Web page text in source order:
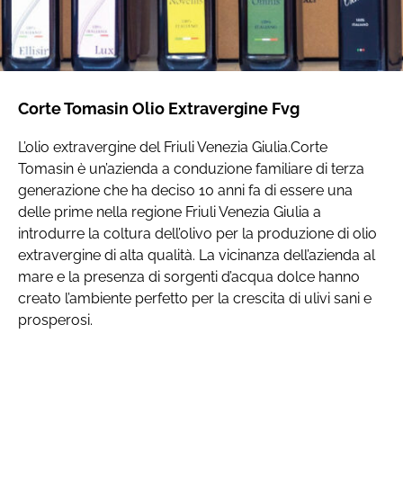
Corte Tomasin Olio Extravergine Fvg
L’olio extravergine del Friuli Venezia Giulia.Corte
Tomasin è un’azienda a conduzione familiare di terza
generazione che ha deciso 10 anni fa di essere una
delle prime nella regione Friuli Venezia Giulia a
introdurre la coltura dell’olivo per la produzione di olio
extravergine di alta qualità. La vicinanza dell’azienda al
mare e la presenza di sorgenti d’acqua dolce hanno
creato l’ambiente perfetto per la crescita di ulivi sani e
prosperosi.